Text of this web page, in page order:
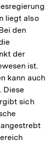
liegt also
den
der
ist.
kann auch
Diese
sich